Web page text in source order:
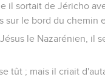
il sortait de Jéricho
sur le bord du chemin
le Nazarénien, il
tût ; mais il criait